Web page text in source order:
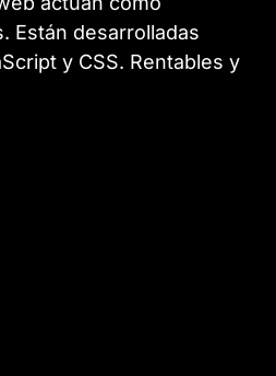
Están desarrolladas
y CSS. Rentables y